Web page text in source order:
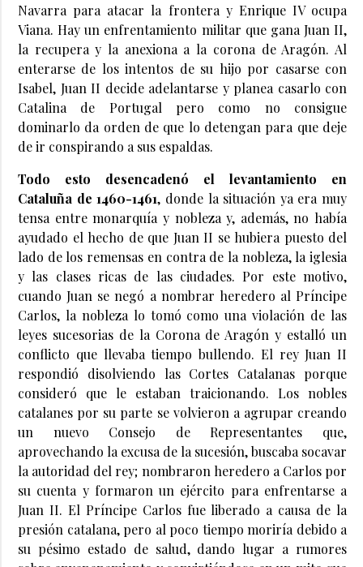
Navarra para atacar la frontera y Enrique IV ocupa
Viana. Hay un enfrentamiento militar que gana Juan II,
la recupera y la anexiona a la corona de Aragón. Al
enterarse de los intentos de su hijo por casarse con
Isabel, Juan II decide adelantarse y planea casarlo con
Catalina de Portugal pero como no consigue
dominarlo da orden de que lo detengan para que deje
de ir conspirando a sus espaldas.
Todo esto desencadenó el levantamiento en
Cataluña de 1460-1461, donde la situación ya era muy
tensa entre monarquía y nobleza y, además, no había
ayudado el hecho de que Juan II se hubiera puesto del
lado de los remensas en contra de la nobleza, la iglesia
y las clases ricas de las ciudades. Por este motivo,
cuando Juan se negó a nombrar heredero al Príncipe
Carlos, la nobleza lo tomó como una violación de las
leyes sucesorias de la Corona de Aragón y estalló un
conflicto que llevaba tiempo bullendo. El rey Juan II
respondió disolviendo las Cortes Catalanas porque
consideró que le estaban traicionando. Los nobles
catalanes por su parte se volvieron a agrupar creando
un nuevo Consejo de Representantes que,
aprovechando la excusa de la sucesión, buscaba socavar
la autoridad del rey; nombraron heredero a Carlos por
su cuenta y formaron un ejército para enfrentarse a
Juan II. El Príncipe Carlos fue liberado a causa de la
presión catalana, pero al poco tiempo moriría debido a
su pésimo estado de salud, dando lugar a rumores